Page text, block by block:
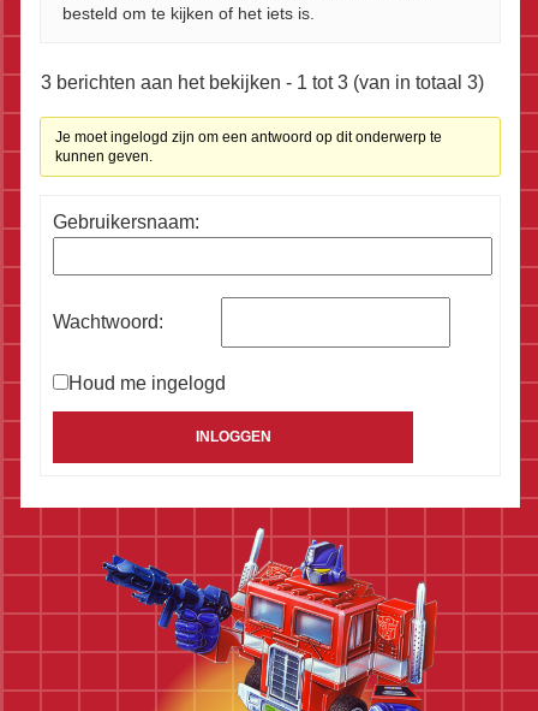
besteld om te kijken of het iets is.
3 berichten aan het bekijken - 1 tot 3 (van in totaal 3)
Je moet ingelogd zijn om een antwoord op dit onderwerp te
kunnen geven.
Gebruikersnaam:
Wachtwoord:
Houd me ingelogd
Alternative:
INLOGGEN